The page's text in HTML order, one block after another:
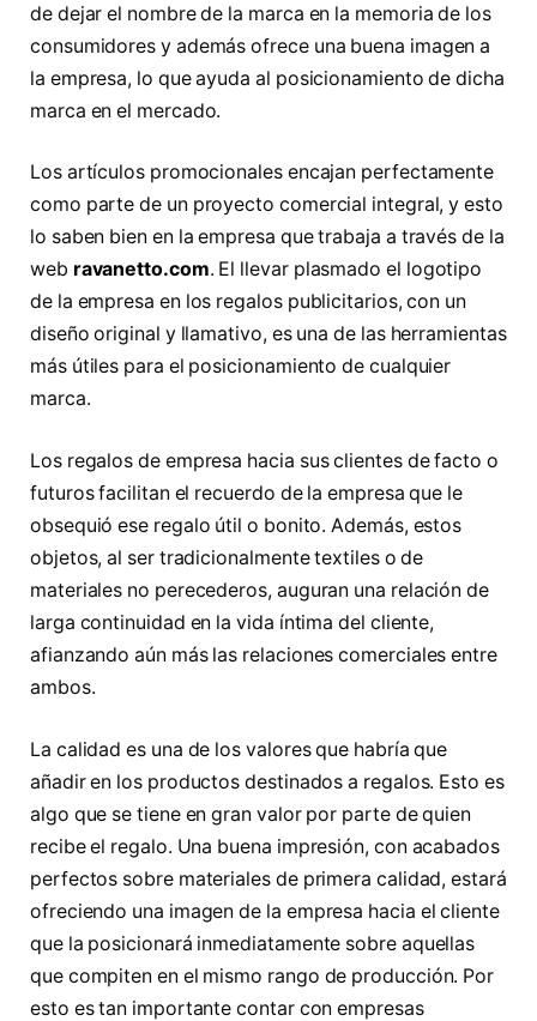
de dejar el nombre de la marca en la memoria de los
consumidores y además ofrece una buena imagen a
la empresa, lo que ayuda al posicionamiento de dicha
marca en el mercado.
Los artículos promocionales encajan perfectamente
como parte de un proyecto comercial integral, y esto
lo saben bien en la empresa que trabaja a través de la
web ravanetto.com. El llevar plasmado el logotipo
de la empresa en los regalos publicitarios, con un
diseño original y llamativo, es una de las herramientas
más útiles para el posicionamiento de cualquier
marca.
Los regalos de empresa hacia sus clientes de facto o
futuros facilitan el recuerdo de la empresa que le
obsequió ese regalo útil o bonito. Además, estos
objetos, al ser tradicionalmente textiles o de
materiales no perecederos, auguran una relación de
larga continuidad en la vida íntima del cliente,
afianzando aún más las relaciones comerciales entre
ambos.
La calidad es una de los valores que habría que
añadir en los productos destinados a regalos. Esto es
algo que se tiene en gran valor por parte de quien
recibe el regalo. Una buena impresión, con acabados
perfectos sobre materiales de primera calidad, estará
ofreciendo una imagen de la empresa hacia el cliente
que la posicionará inmediatamente sobre aquellas
que compiten en el mismo rango de producción. Por
esto es tan importante contar con empresas